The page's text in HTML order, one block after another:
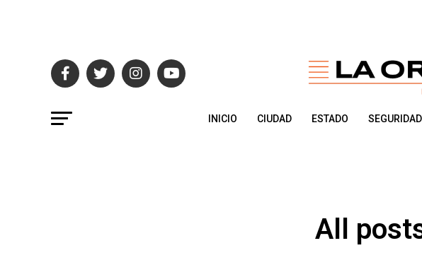
INICIO CIUDAD ESTADO SEGURIDAD
All